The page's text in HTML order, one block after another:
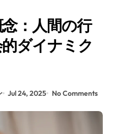
：人間の行
ダイナミク
Jul 24, 2025 No Comments